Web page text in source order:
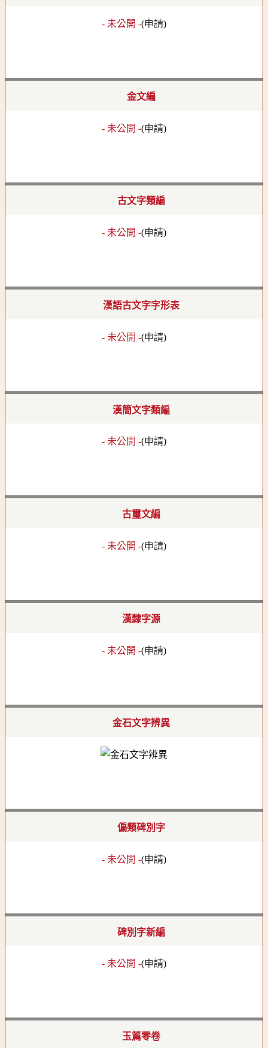
- 未公開 -(申請)
金文編
- 未公開 -(申請)
古文字類編
- 未公開 -(申請)
漢語古文字字形表
- 未公開 -(申請)
漢簡文字類編
- 未公開 -(申請)
古璽文編
- 未公開 -(申請)
漢隸字源
- 未公開 -(申請)
金石文字辨異
偏類碑別字
- 未公開 -(申請)
碑別字新編
- 未公開 -(申請)
玉篇零卷